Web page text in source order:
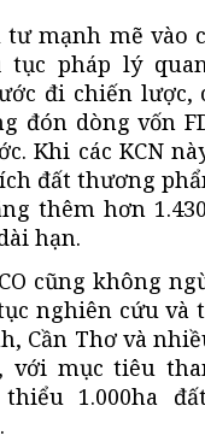
tư mạnh mẽ vào
tục pháp lý
đi chiến lược,
đón dòng vốn
Khi các KCN
đất thương
thêm hơn
hạn.
cũng không
nghiên cứu và
Cần Thơ và
với mục tiêu
1.000ha